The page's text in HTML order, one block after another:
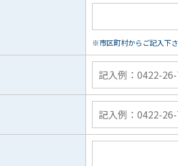
※市区町村からご記入下さ